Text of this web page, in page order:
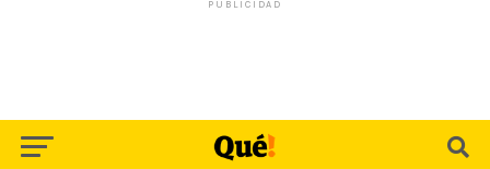
PUBLICIDAD